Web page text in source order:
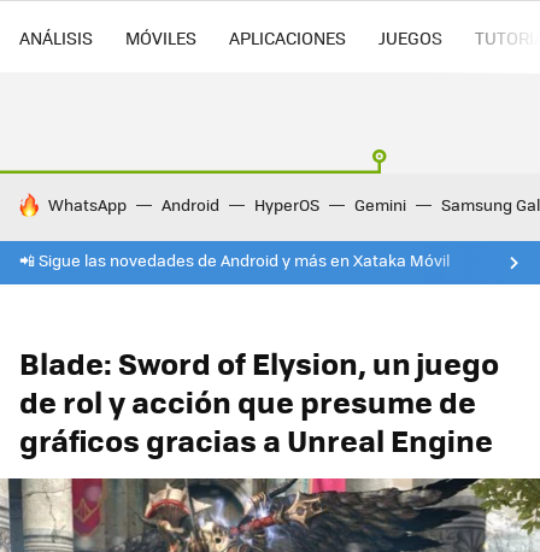
ANÁLISIS MÓVILES APLICACIONES JUEGOS
HOY SE HABLA DE
WhatsApp Android HyperOS Gemini Samsung
📲 Sigue las novedades de Android y más en Xataka Móvil
Blade: Sword of Elysion, un juego
de rol y acción que presume de
gráficos gracias a Unreal Engine